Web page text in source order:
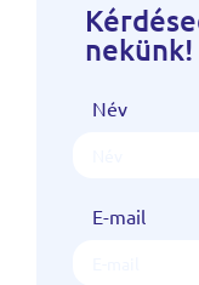
nekünk!
Név
E-mail